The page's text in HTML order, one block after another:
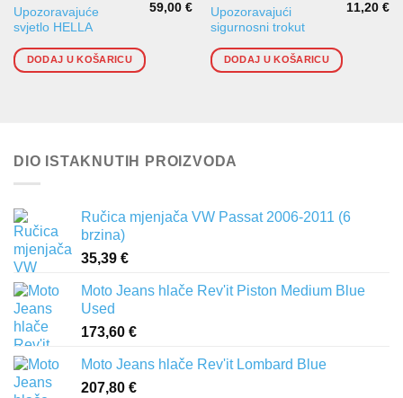
Upozoravajuće
svjetlo HELLA
59,00€
DODAJ U KOŠARICU
Upozoravajući
sigurnosni trokut
11,20€
DODAJ U KOŠARICU
DIO ISTAKNUTIH PROIZVODA
Ručica mjenjača VW Passat 2006-2011 (6
brzina)
35,39 €
Moto Jeans hlače Rev'it Piston Medium Blue
Used
173,60 €
Moto Jeans hlače Rev'it Lombard Blue
207,80 €